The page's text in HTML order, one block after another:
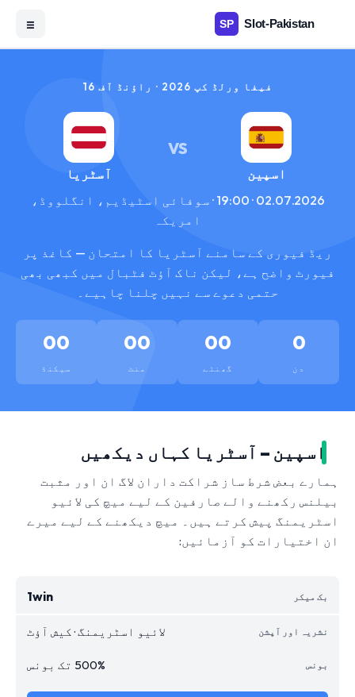
☰
فیفا ورلڈ کپ 2026 · راؤنڈ آف 16
اسپین
VS
آسٹریا
02.07.2026 · 19:00 · سوفائی اسٹیڈیم، انگلووڈ،
امریکہ
ریڈ فیوری کے سامنے آسٹریا کا امتحان — کاغذ پر
فیورٹ واضح ہے، لیکن ناک آؤٹ فٹبال میں کبھی بھی
حتمی دعوے سے نہیں چلنا چاہیے۔
0
دن
00
گھنٹے
00
منٹ
00
سیکنڈ
اسپین – آسٹریا کہاں دیکھیں
ہمارے بعض شرط ساز شراکت داران لاگ ان اور مثبت
بیلنس رکھنے والے صارفین کے لیے میچ کی لائیو
اسٹریمنگ پیش کرتے ہیں۔ میچ دیکھنے کے لیے میرے
ان اختیارات کو آزمائیں:
1win
لائیو اسٹریمنگ · کیش آؤٹ
500% تک بونس